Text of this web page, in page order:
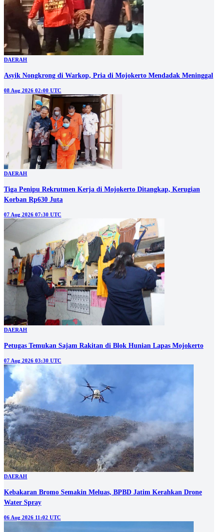
DAERAH
Asyik Nongkrong di Warkop, Pria di Mojokerto Mendadak Meninggal
08 Aug 2026 02:00 UTC
DAERAH
Tiga Penipu Rekrutmen Kerja di Mojokerto Ditangkap, Kerugian
Korban Rp630 Juta
07 Aug 2026 07:30 UTC
DAERAH
Petugas Temukan Sajam Rakitan di Blok Hunian Lapas Mojokerto
07 Aug 2026 03:30 UTC
DAERAH
Kebakaran Bromo Semakin Meluas, BPBD Jatim Kerahkan Drone
Water Spray
06 Aug 2026 11:02 UTC